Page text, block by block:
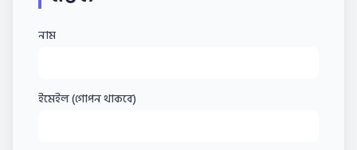
নাম
ইমেইল (গোপন থাকবে)